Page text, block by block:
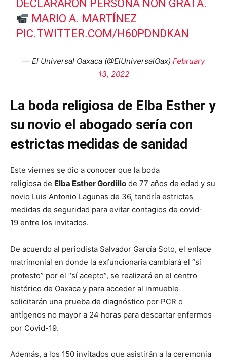
DECLARARON PERSONA NON GRATA.
MARIO A. MARTÍNEZ
PIC.TWITTER.COM/H60PDNDKAN
— El Universal Oaxaca (@ElUniversalOax) February
13, 2022
La boda religiosa de Elba Esther y
su novio el abogado sería con
estrictas medidas de sanidad
Este viernes se dio a conocer que la boda
religiosa de Elba Esther Gordillo de 77 años de edad y su
novio Luis Antonio Lagunas de 36, tendría estrictas
medidas de seguridad para evitar contagios de covid-
19 entre los invitados.
De acuerdo al periodista Salvador García Soto, el enlace
matrimonial en donde la exfuncionaria cambiará el “sí
protesto” por el “sí acepto”, se realizará en el centro
histórico de Oaxaca y para acceder al inmueble
solicitarán una prueba de diagnóstico por PCR o
antígenos no mayor a 24 horas para descartar enfermos
por Covid-19.
Además, a los 150 invitados que asistirán a la ceremonia